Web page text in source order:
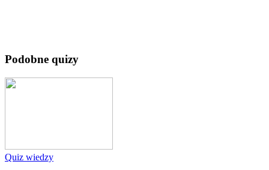
Podobne quizy
Quiz wiedzy